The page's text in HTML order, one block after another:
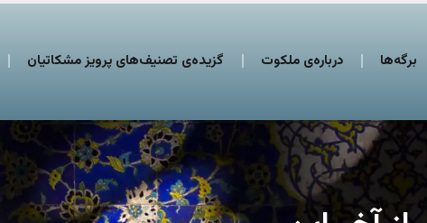
برگه‌ها درباره‌ی ملکوت گزیده‌ی تصنیف‌های پرویز مشکاتیان